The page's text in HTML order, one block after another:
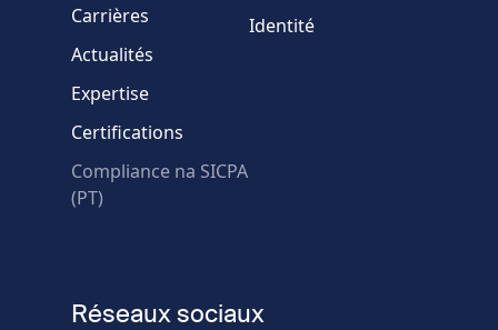
Échec de la vérification.
Utilisez un autre
Carrières
Actualités
Expertise
Certifications
Compliance na SICPA
(PT)
Identité
Réseaux sociaux